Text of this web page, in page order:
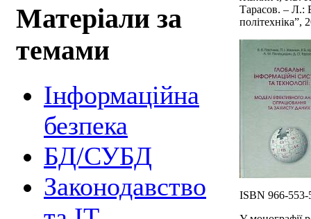
Матеріали за
темами
Інформаційна
безпека
БД/СУБД
Законодавство
Тарасов. – Л.:
політехніка”,
ISBN 966-553-